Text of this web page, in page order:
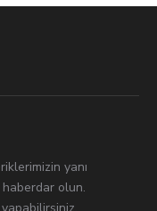
yanı
haberdar olun.